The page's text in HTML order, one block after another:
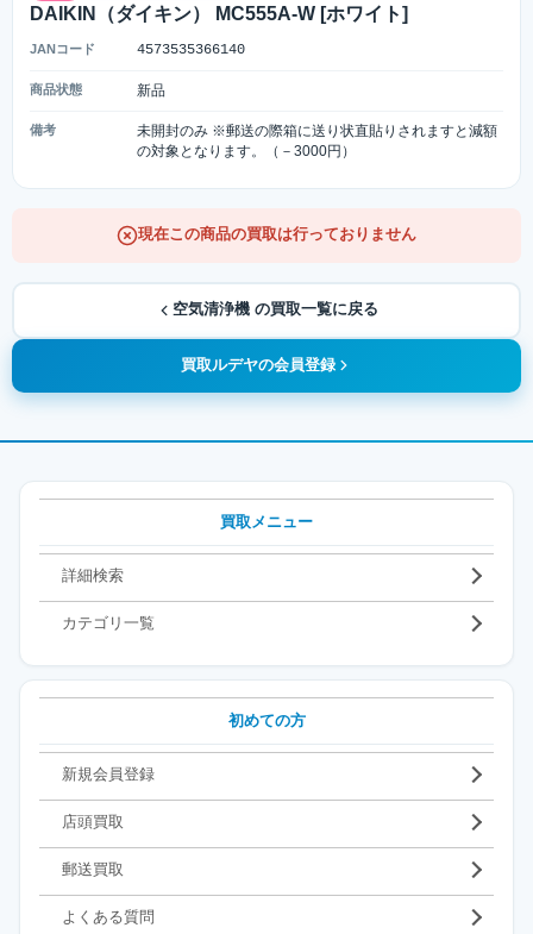
DAIKIN（ダイキン） MC555A-W [ホワイト]
JANコード 4573535366140
商品状態 新品
備考
未開封のみ ※郵送の際箱に送り状直貼りされますと減額
の対象となります。（－3000円）
現在この商品の買取は行っておりません
空気清浄機 の買取一覧に戻る
買取ルデヤの会員登録
買取メニュー
詳細検索
カテゴリ一覧
初めての方
新規会員登録
店頭買取
郵送買取
よくある質問